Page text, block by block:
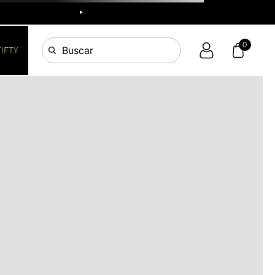
Buscar 0